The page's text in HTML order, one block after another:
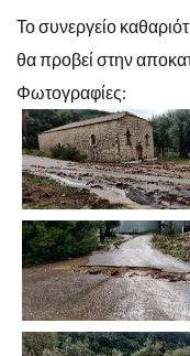
Το συνεργείο
θα προβεί στην
Φωτογραφίες: